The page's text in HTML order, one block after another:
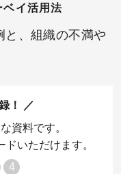
ベイ活用法
と、組織の不満や
！
資料です。
いただけます。
4